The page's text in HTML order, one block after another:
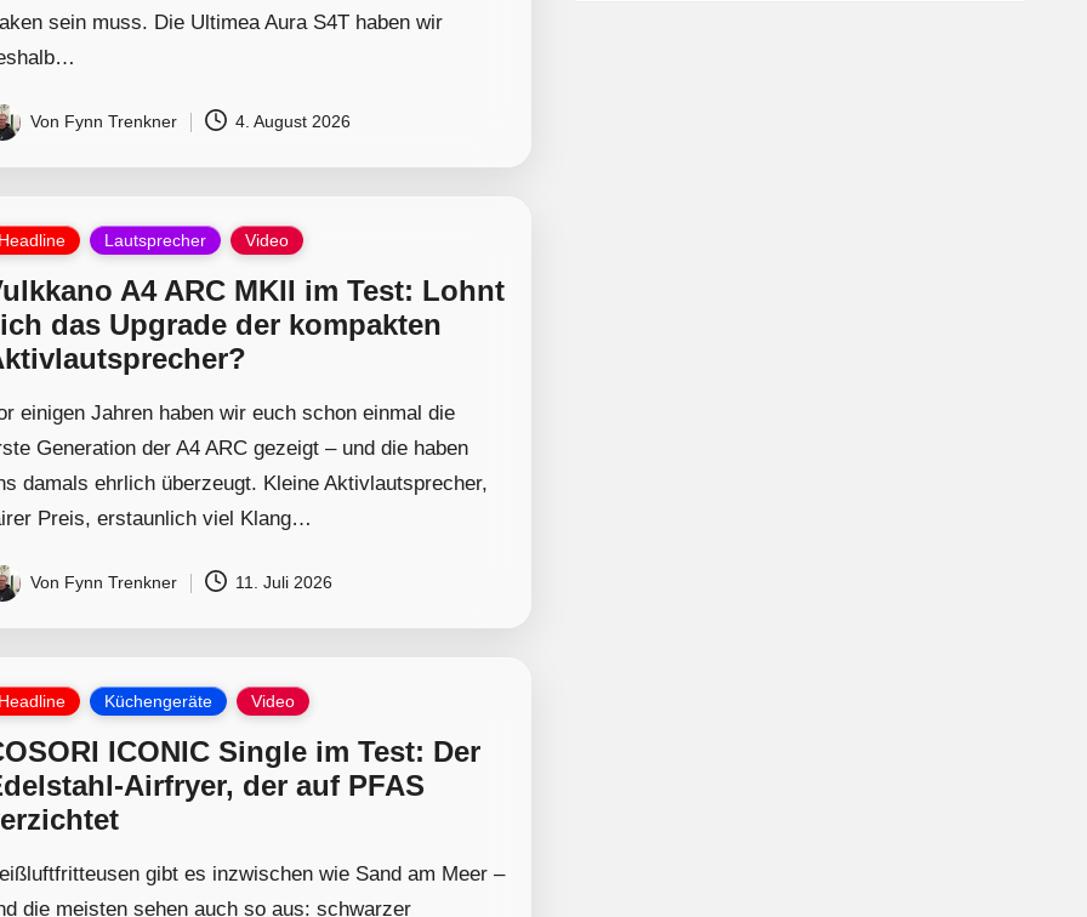
sein muss. Die Ultimea Aura S4T haben wir
Von Fynn Trenkner 4. August 2026
Headline Lautsprecher Video
A4 ARC MKII im Test: Lohnt
das Upgrade der kompakten
einigen Jahren haben wir euch schon einmal die
Generation der A4 ARC gezeigt – und die haben
damals ehrlich überzeugt. Kleine Aktivlautsprecher,
Preis, erstaunlich viel Klang…
Von Fynn Trenkner 11. Juli 2026
Headline Küchengeräte Video
ICONIC Single im Test: Der
Airfryer, der auf PFAS
gibt es inzwischen wie Sand am Meer –
die meisten sehen auch so aus: schwarzer